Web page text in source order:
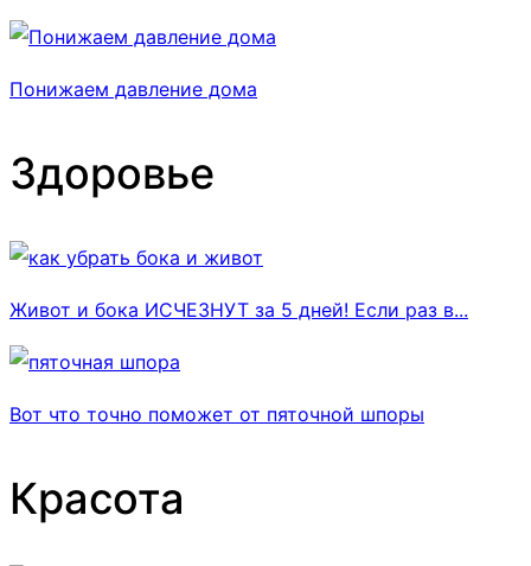
Понижаем давление дома
Здоровье
Живот и бока ИСЧЕЗНУТ за 5 дней! Если раз в...
Вот что точно поможет от пяточной шпоры
Красота